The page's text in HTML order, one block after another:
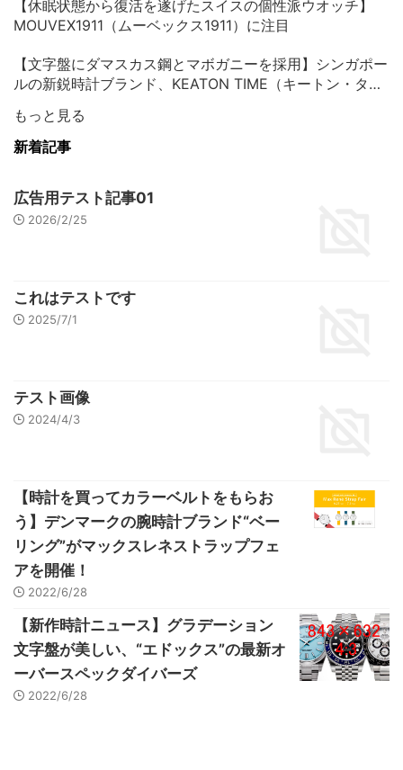
【休眠状態から復活を遂げたスイスの個性派ウオッチ】
MOUVEX1911（ムーベックス1911）に注目
【文字盤にダマスカス鋼とマボガニーを採用】シンガポー
ルの新鋭時計ブランド、KEATON TIME（キートン・タイ
もっと見る
新着記事
広告用テスト記事01
2026/2/25
これはテストです
2025/7/1
テスト画像
2024/4/3
【時計を買ってカラーベルトをもらお
う】デンマークの腕時計ブランド“ベー
リング”がマックスレネストラップフェ
アを開催！
2022/6/28
【新作時計ニュース】グラデーション
文字盤が美しい、“エドックス”の最新オ
ーバースペックダイバーズ
2022/6/28